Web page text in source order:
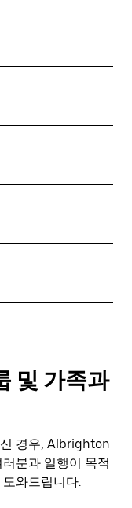
및 가족과
경우, Albrighton
분과 일행이 목적
와드립니다.